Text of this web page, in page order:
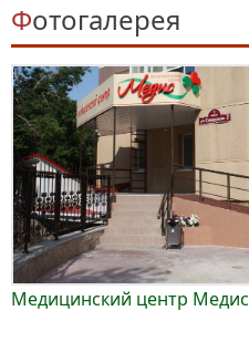
Фотогалерея
Медицинский центр Медис